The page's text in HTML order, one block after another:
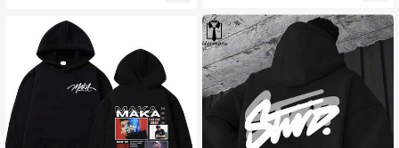
o/invierno
y adecuada para la calle y activida
des al aire libre.